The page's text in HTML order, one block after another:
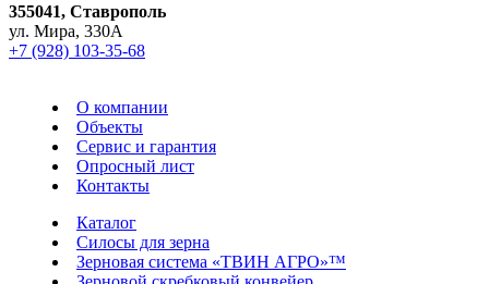
355041, Ставрополь
ул. Мира, 330А
+7 (928) 103-35-68
О компании
Объекты
Сервис и гарантия
Опросный лист
Контакты
Каталог
Силосы для зерна
Зерновая система «ТВИН АГРО»™